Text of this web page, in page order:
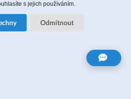
s jejich používáním.
Odmítnout